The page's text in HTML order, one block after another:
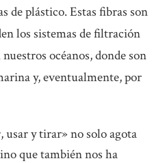
de plástico. Estas fibras son
los sistemas de filtración
océanos, donde son
y, eventualmente, por
usar y tirar» no solo agota
que también nos ha